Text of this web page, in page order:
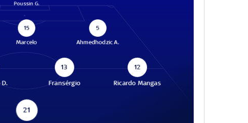
Poussin G.
15
Marcelo
5
Ahmedhodzic A.
13
Fransérgio
12
Ricardo Mangas
21